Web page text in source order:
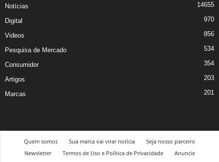
Notícias 14655
Digital 970
Videos 856
Pesquisa de Mercado 534
Consumidor 354
Artigos 203
Marcas 201
Quem somos Sua marca vai virar notícia
Seja nosso parceiro
Newsletter
Termos de Uso e Política de Privacidade
Anuncie